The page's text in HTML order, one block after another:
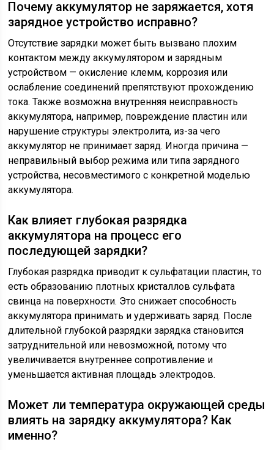
Почему аккумулятор не заряжается, хотя
зарядное устройство исправно?
Отсутствие зарядки может быть вызвано плохим
контактом между аккумулятором и зарядным
устройством — окисление клемм, коррозия или
ослабление соединений препятствуют прохождению
тока. Также возможна внутренняя неисправность
аккумулятора, например, повреждение пластин или
нарушение структуры электролита, из-за чего
аккумулятор не принимает заряд. Иногда причина —
неправильный выбор режима или типа зарядного
устройства, несовместимого с конкретной моделью
аккумулятора.
Как влияет глубокая разрядка
аккумулятора на процесс его
последующей зарядки?
Глубокая разрядка приводит к сульфатации пластин, то
есть образованию плотных кристаллов сульфата
свинца на поверхности. Это снижает способность
аккумулятора принимать и удерживать заряд. После
длительной глубокой разрядки зарядка становится
затруднительной или невозможной, потому что
увеличивается внутреннее сопротивление и
уменьшается активная площадь электродов.
Может ли температура окружающей среды
влиять на зарядку аккумулятора? Как
именно?